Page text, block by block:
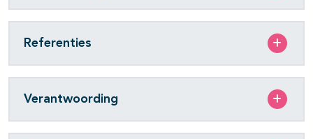
Referenties
Verantwoording